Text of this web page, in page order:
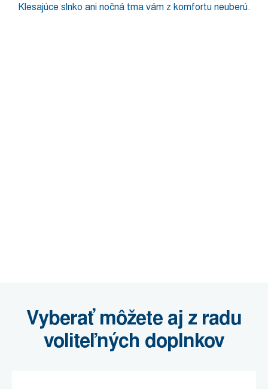
Klesajúce slnko ani nočná tma vám z komfortu neuberú.
Vyberať môžete aj z radu
voliteľných doplnkov